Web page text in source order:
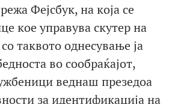
Фејсбук, на која се
кое управува скутер на
таквото однесување ја
во сообраќајот,
веднаш презедоа
за идентификација на